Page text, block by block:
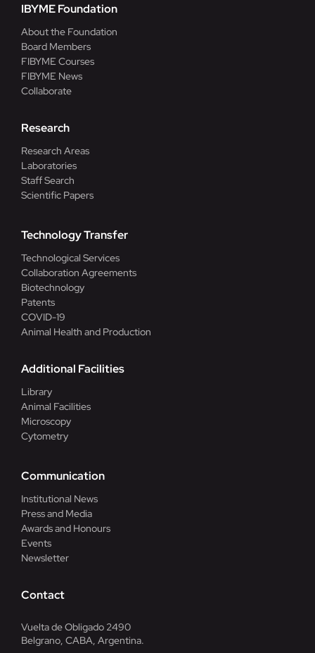
IBYME Foundation
About the Foundation
Board Members
FIBYME Courses
FIBYME News
Collaborate
Research
Research Areas
Laboratories
Staff Search
Scientific Papers
Technology Transfer
Technological Services
Collaboration Agreements
Biotechnology
Patents
COVID-19
Animal Health and Production
Additional Facilities
Library
Animal Facilities
Microscopy
Cytometry
Communication
Institutional News
Press and Media
Awards and Honours
Events
Newsletter
Contact
Vuelta de Obligado 2490
Belgrano, CABA, Argentina.